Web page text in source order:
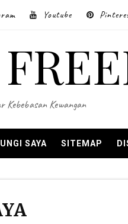
Youtube
Kebebasan Kewangan
SAYA SITEMAP